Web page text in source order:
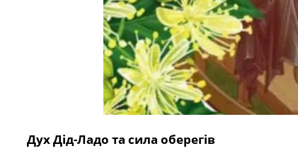
Дух Дід-Ладо та сила оберегів